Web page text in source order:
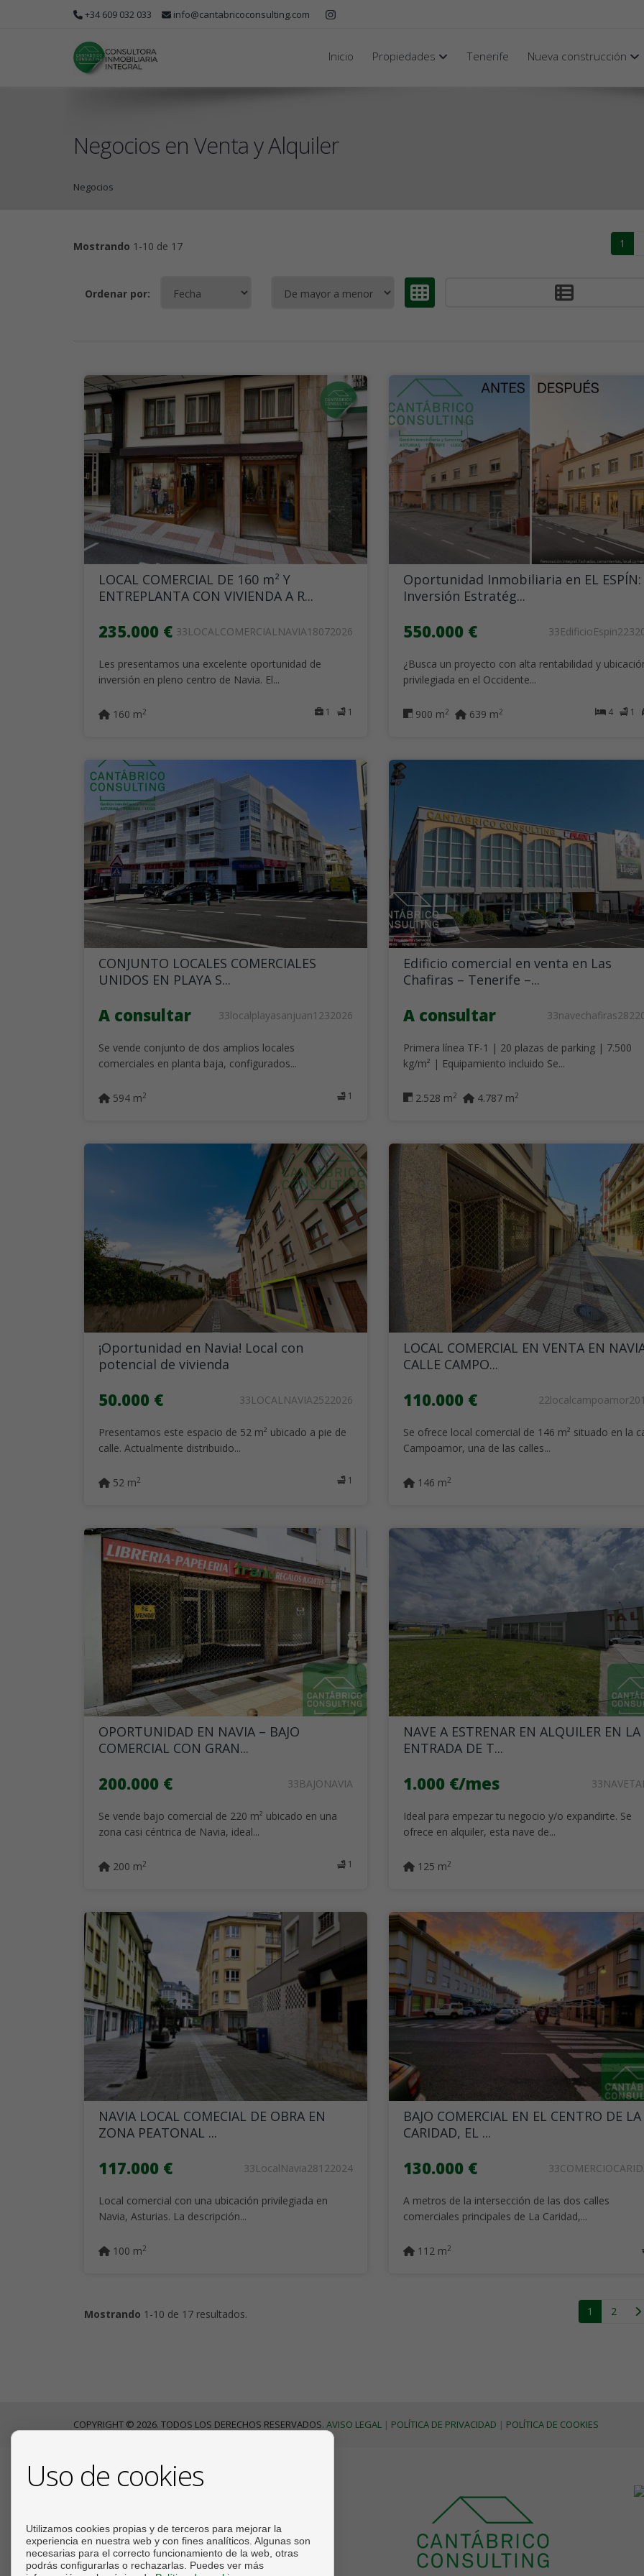
+34 609 032 033 info@cantabricoconsulting.com
Inicio Propiedades Tenerife Nueva construcción
Negocios en Venta y Alquiler
Negocios
Mostrando 1-10 de 17 1
Ordenar por:
LOCAL COMERCIAL DE 160 m² Y
ENTREPLANTA CON VIVIENDA A R...
235.000 € 33LOCALCOMERCIALNAVIA18072026
Les presentamos una excelente oportunidad de
inversión en pleno centro de Navia. El...
1 1
160 m2
Oportunidad Inmobiliaria en EL ESPÍN:
Inversión Estratég...
550.000 €
¿Busca un proyecto con alta rentabilidad y
privilegiada en el Occidente...
4 1
900 m2 639 m2
CONJUNTO LOCALES COMERCIALES
UNIDOS EN PLAYA S...
A consultar 33localplayasanjuan1232026
Se vende conjunto de dos amplios locales
comerciales en planta baja, configurados...
1
594 m2
Edificio comercial en venta en Las
Chafiras – Tenerife –...
A consultar
Primera línea TF-1 | 20 plazas de parking | 7.500
kg/m² | Equipamiento incluido Se...
2.528 m2 4.787 m2
¡Oportunidad en Navia! Local con
potencial de vivienda
50.000 € 33LOCALNAVIA2522026
Presentamos este espacio de 52 m² ubicado a pie de
calle. Actualmente distribuido...
1
52 m2
LOCAL COMERCIAL EN VENTA EN
CALLE CAMPO...
110.000 €
Se ofrece local comercial de 146 m² situado en la
Campoamor, una de las calles...
146 m2
OPORTUNIDAD EN NAVIA – BAJO
COMERCIAL CON GRAN...
200.000 € 33BAJONAVIA
Se vende bajo comercial de 220 m² ubicado en una
zona casi céntrica de Navia, ideal...
1
200 m2
NAVE A ESTRENAR EN ALQUILER EN LA
ENTRADA DE T...
1.000 €/mes
Ideal para empezar tu negocio y/o expandirte. Se
ofrece en alquiler, esta nave de...
125 m2
NAVIA LOCAL COMECIAL DE OBRA EN
ZONA PEATONAL ...
117.000 € 33LocalNavia28122024
Local comercial con una ubicación privilegiada en
Navia, Asturias. La descripción...
100 m2
BAJO COMERCIAL EN EL CENTRO DE LA
CARIDAD, EL ...
130.000 €
A metros de la intersección de las dos calles
comerciales principales de La Caridad,...
112 m2
Mostrando 1-10 de 17 resultados. 1 2
COPYRIGHT © 2026. TODOS LOS DERECHOS RESERVADOS. AVISO LEGAL | POLÍTICA DE PRIVACIDAD | POLÍTICA DE COOKIES
CONTACTO
33710 Navia (Asturias)
+34 609032033
info@cantabricoconsulting.com
Uso de cookies
Utilizamos cookies propias y de terceros para mejorar la
experiencia en nuestra web y con fines analíticos. Algunas son
necesarias para el correcto funcionamiento de la web, otras
podrás configurarlas o rechazarlas. Puedes ver más